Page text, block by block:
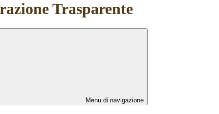
Trasparente
Menu di navigazione